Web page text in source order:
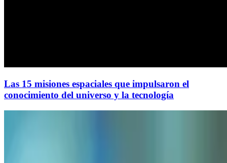
Las 15 misiones espaciales que impulsaron el
conocimiento del universo y la tecnología